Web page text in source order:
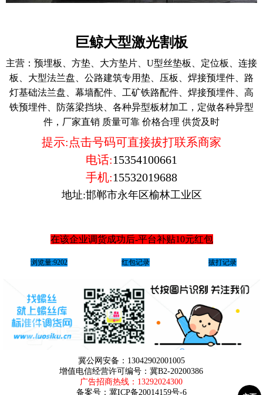
巨鲸大型激光割板
主营： 预埋板、方垫、大方垫片、U型丝垫板、定位板、连接
板、大型法兰盘、公路建筑专用垫、压板、焊接预埋件、路
灯基础法兰盘、幕墙配件、工矿铁路配件、焊接预埋件、高
铁预埋件、防落梁挡块、各种异型板材加工，定做各种异型
件，厂家直销 质量可靠 价格合理 供货及时
提示:点击号码可直接拔打联系商家
电话:15354100661
手机:15532019688
地址:邯郸市永年区榆林工业区
在该企业调货成功后-平台补贴10元红包
浏览量:9202 红包记录 拔打记录
冀公网安备：13042902001005
增值电信经营许可编号：冀B2-20200386
广告招商热线： 13292024300
备案号： 冀ICP备20014159号-6